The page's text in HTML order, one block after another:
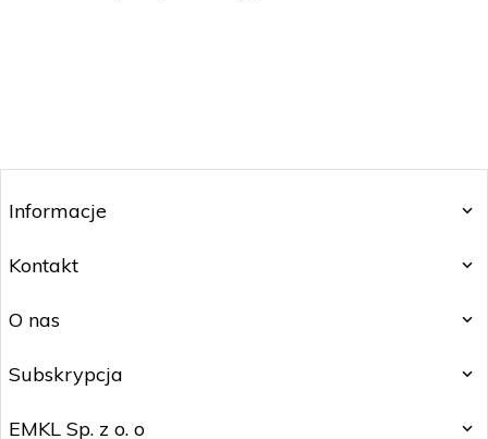
Informacje
Kontakt
O nas
Subskrypcja
EMKL Sp. z o. o